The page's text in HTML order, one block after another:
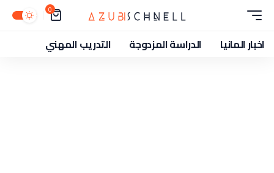
0
اخبار المانيا الدراسة المزدوجة التدريب المهني